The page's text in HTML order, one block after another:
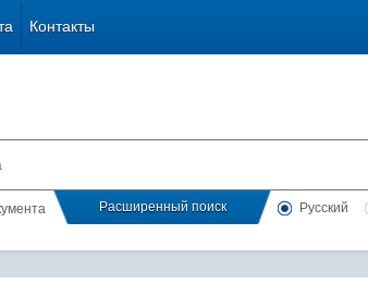
Контакты
Расширенный поиск Русский